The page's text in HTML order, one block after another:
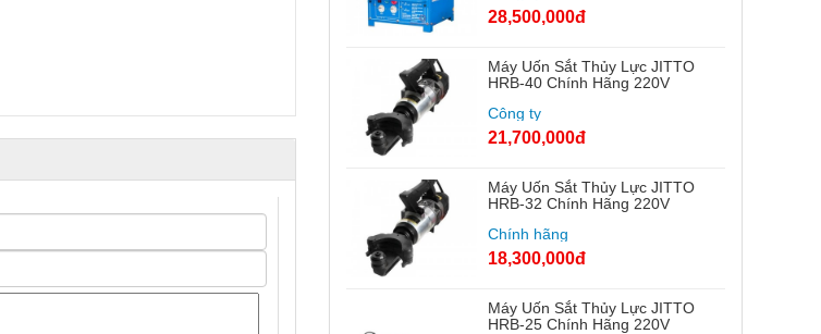
28,500,000đ
Máy Uốn Sắt Thủy Lực JITTO
HRB-40 Chính Hãng 220V
Công ty
21,700,000đ
Máy Uốn Sắt Thủy Lực JITTO
HRB-32 Chính Hãng 220V
Chính hãng
18,300,000đ
Máy Uốn Sắt Thủy Lực JITTO
HRB-25 Chính Hãng 220V